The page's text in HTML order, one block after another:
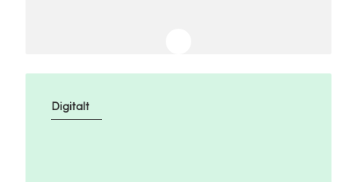
Digitalt